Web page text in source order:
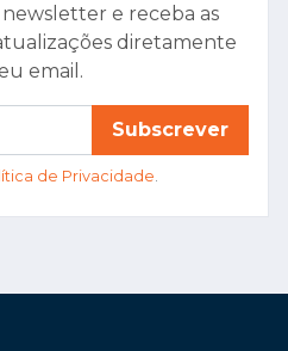
newsletter e receba as
diretamente
email.
Subscrever
de Privacidade.